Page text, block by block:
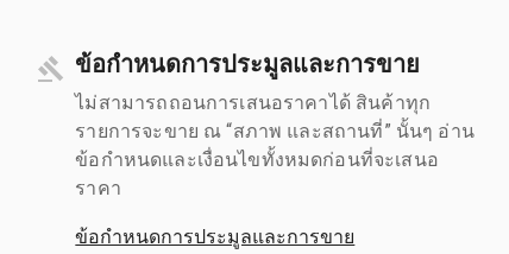
ข้อกำหนดการประมูลและการขาย
ไม่สามารถถอนการเสนอราคาได้ สินค้าทุก
รายการจะขาย ณ “สภาพ และสถานที่” นั้นๆ อ่าน
ข้อกำหนดและเงื่อนไขทั้งหมดก่อนที่จะเสนอ
ราคา
ข้อกำหนดการประมูลและการขาย